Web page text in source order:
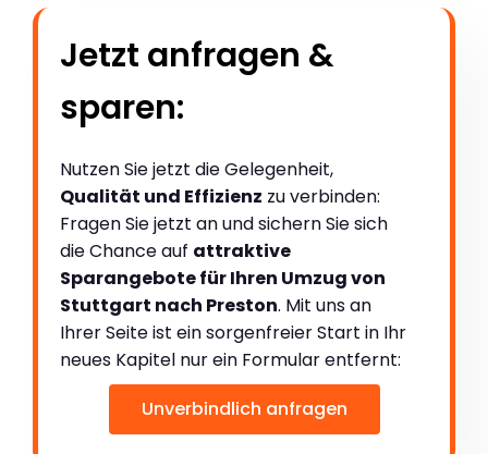
Jetzt anfragen &
sparen:
Nutzen Sie jetzt die Gelegenheit,
Qualität und Effizienz zu verbinden:
Fragen Sie jetzt an und sichern Sie sich
die Chance auf attraktive
Sparangebote für Ihren Umzug von
Stuttgart nach Preston. Mit uns an
Ihrer Seite ist ein sorgenfreier Start in Ihr
neues Kapitel nur ein Formular entfernt:
Unverbindlich anfragen